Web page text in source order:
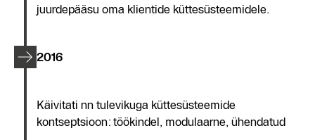
juurdepääsu oma klientide küttesüsteemidele.
2016
Käivitati nn tulevikuga küttesüsteemide
kontseptsioon: töökindel, modulaarne, ühendatud